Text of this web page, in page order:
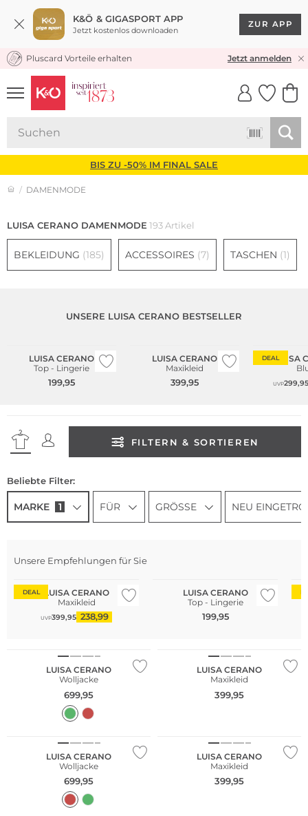
K&Ö & GIGASPORT APP
Jetzt kostenlos downloaden
ZUR APP
30 TAGE RÜCKGABERECHT
Pluscard Vorteile erhalten Jetzt anmelden
UNSERE APP
CLICK &
BIS ZU -50% IM FINAL SALE
DAMENMODE
LUISA CERANO DAMENMODE 193 Artikel
BEKLEIDUNG (185) ACCESSOIRES (7) TASCHEN (1)
UNSERE LUISA CERANO BESTSELLER
LUISA CERANO
Top - Lingerie
199,95
LUISA CERANO
Maxikleid
399,95
DEALLUISA
UVP299,95
FILTERN & SORTIEREN
Beliebte Filter:
MARKE 1 FÜR GRÖSSE NEU
Unsere Empfehlungen für Sie
DEAL
LUISA CERANO
Maxikleid
UVP399,95 238,99
LUISA CERANO
Top - Lingerie
199,95
LUISA CERANO
Wolljacke
699,95
LUISA CERANO
Maxikleid
399,95
LUISA CERANO
Wolljacke
699,95
LUISA CERANO
Maxikleid
399,95